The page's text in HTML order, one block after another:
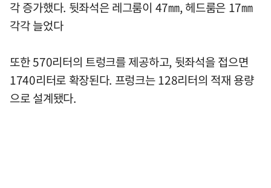
각 증가했다. 뒷좌석은 레그룸이 47㎜, 헤드룸은 17㎜
각각 늘었다
또한 570리터의 트렁크를 제공하고, 뒷좌석을 접으면
1740리터로 확장된다. 프렁크는 128리터의 적재 용량
으로 설계됐다.